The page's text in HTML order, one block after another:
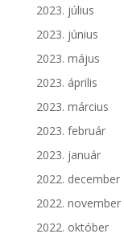
2023. július
2023. június
2023. május
2023. április
2023. március
2023. február
2023. január
2022. december
2022. november
2022. október